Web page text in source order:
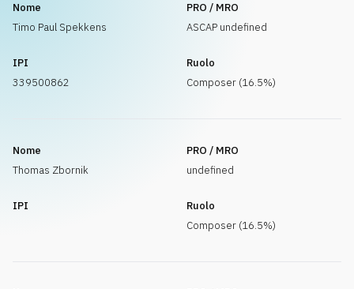
Nome
Timo Paul Spekkens
PRO / MRO
ASCAP undefined
IPI
339500862
Ruolo
Composer (16.5%)
Nome
Thomas Zbornik
PRO / MRO
undefined
IPI
Ruolo
Composer (16.5%)